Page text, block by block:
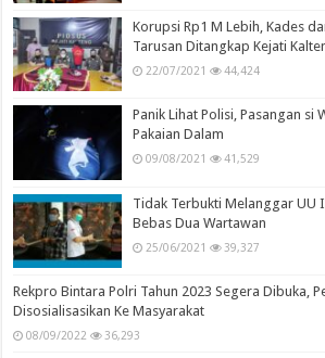
Korupsi Rp1 M Lebih, Kades
Tarusan Ditangkap Kejati
22/07/2021 44,424
Panik Lihat Polisi, Pasangan si
Pakaian Dalam
09/08/2021 41,529
Tidak Terbukti Melanggar UU
Bebas Dua Wartawan
25/06/2021 39,327
Rekpro Bintara Polri Tahun 2023 Segera Dibuka,
Disosialisasikan Ke Masyarakat
08/09/2022 36,293